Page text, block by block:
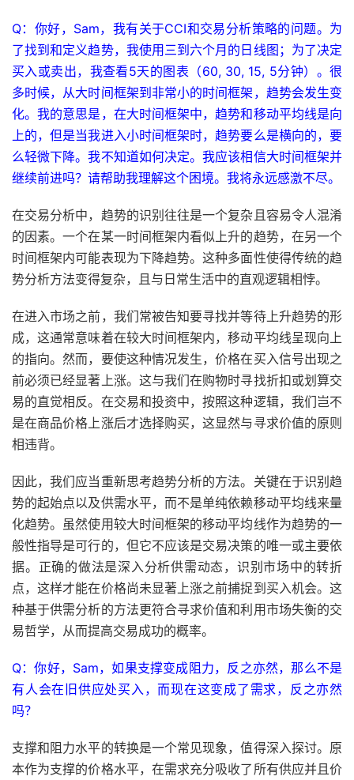
Q：你好，Sam，我有关于CCI和交易分析策略的问题。为
了找到和定义趋势，我使用三到六个月的日线图；为了决定
买入或卖出，我查看5天的图表（60, 30, 15, 5分钟）。很
多时候，从大时间框架到非常小的时间框架，趋势会发生变
化。我的意思是，在大时间框架中，趋势和移动平均线是向
上的，但是当我进入小时间框架时，趋势要么是横向的，要
么轻微下降。我不知道如何决定。我应该相信大时间框架并
继续前进吗？请帮助我理解这个困境。我将永远感激不尽。
在交易分析中，趋势的识别往往是一个复杂且容易令人混淆
的因素。一个在某一时间框架内看似上升的趋势，在另一个
时间框架内可能表现为下降趋势。这种多面性使得传统的趋
势分析方法变得复杂，且与日常生活中的直观逻辑相悖。
在进入市场之前，我们常被告知要寻找并等待上升趋势的形
成，这通常意味着在较大时间框架内，移动平均线呈现向上
的指向。然而，要使这种情况发生，价格在买入信号出现之
前必须已经显著上涨。这与我们在购物时寻找折扣或划算交
易的直觉相反。在交易和投资中，按照这种逻辑，我们岂不
是在商品价格上涨后才选择购买，这显然与寻求价值的原则
相违背。
因此，我们应当重新思考趋势分析的方法。关键在于识别趋
势的起始点以及供需水平，而不是单纯依赖移动平均线来量
化趋势。虽然使用较大时间框架的移动平均线作为趋势的一
般性指导是可行的，但它不应该是交易决策的唯一或主要依
据。正确的做法是深入分析供需动态，识别市场中的转折
点，这样才能在价格尚未显著上涨之前捕捉到买入机会。这
种基于供需分析的方法更符合寻求价值和利用市场失衡的交
易哲学，从而提高交易成功的概率。
Q：你好，Sam，如果支撑变成阻力，反之亦然，那么不是
有人会在旧供应处买入，而现在这变成了需求，反之亦然
吗？
支撑和阻力水平的转换是一个常见现象，值得深入探讨。原
本作为支撑的价格水平，在需求充分吸收了所有供应并且价